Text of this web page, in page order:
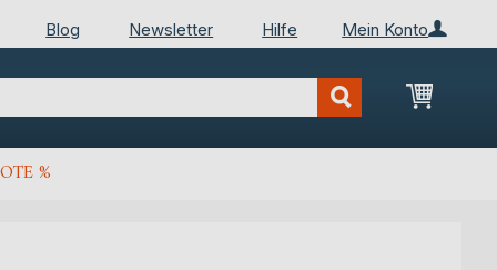
Mein Konto
Blog Newsletter Hilfe
Mein
%